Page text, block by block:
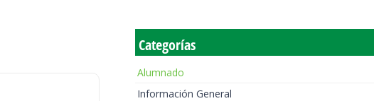
Categorías
Alumnado
Información General